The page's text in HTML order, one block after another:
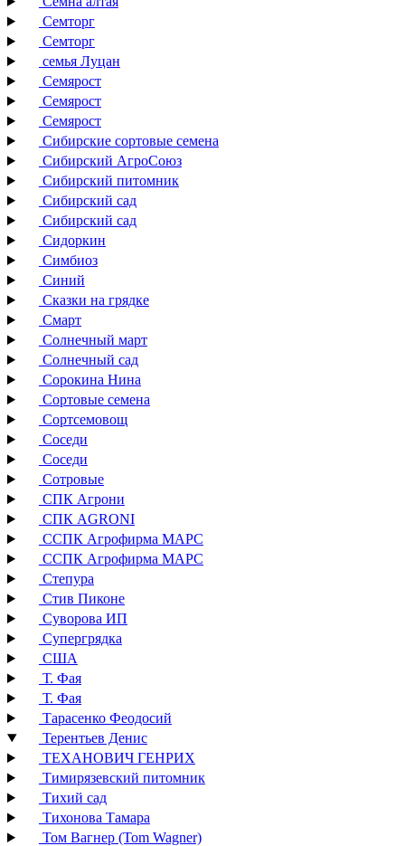
Семторг
Семторг
семья Луцан
Семярост
Семярост
Семярост
Сибирские сортовые семена
Сибирский АгроСоюз
Сибирский питомник
Сибирский сад
Сибирский сад
Сидоркин
Симбиоз
Синий
Сказки на грядке
Смарт
Солнечный март
Солнечный сад
Сорокина Нина
Сортовые семена
Сортсемовощ
Соседи
Соседи
Сотровые
СПК Агрони
СПК AGRONI
ССПК Агрофирма МАРС
ССПК Агрофирма МАРС
Степура
Стив Пиконе
Суворова ИП
Супергрядка
США
Т. Фая
Т. Фая
Тарасенко Феодосий
Терентьев Денис
ТЕХАНОВИЧ ГЕНРИХ
Тимирязевский питомник
Тихий сад
Тихонова Тамара
Том Вагнер (Tom Wagner)